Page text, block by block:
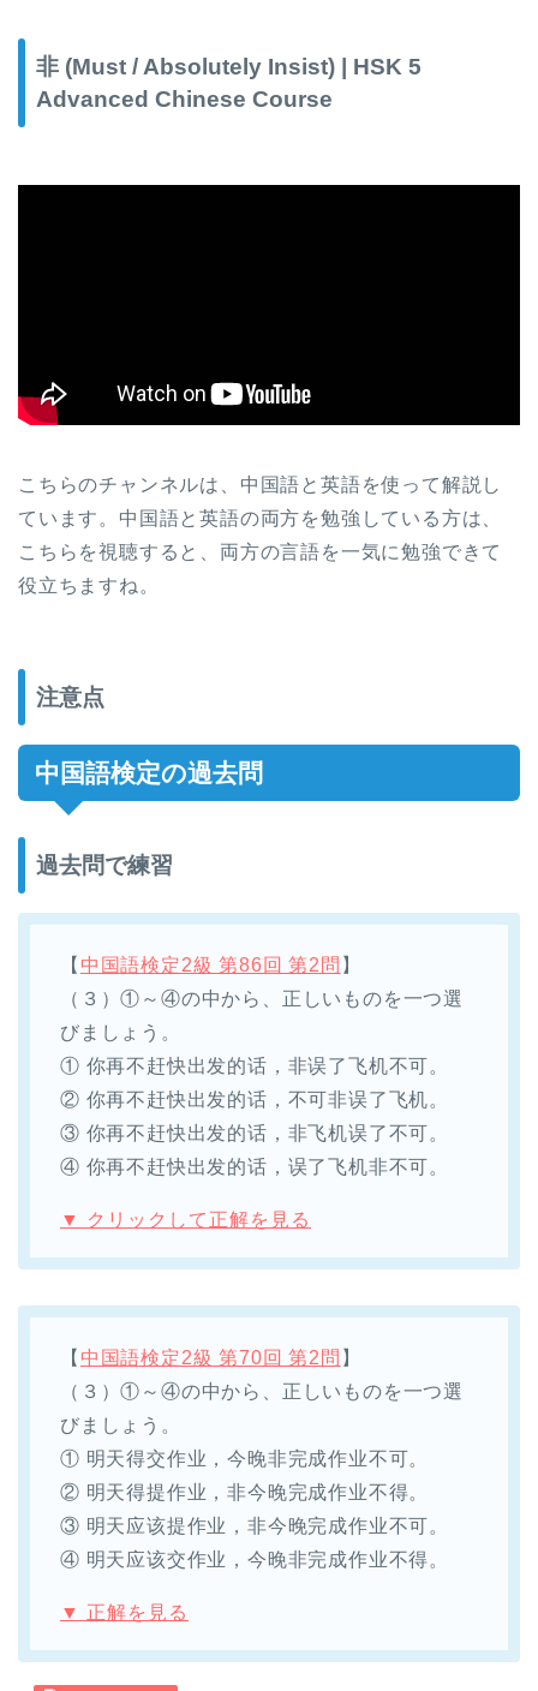
非 (Must / Absolutely Insist) | HSK 5
Advanced Chinese Course
こちらのチャンネルは、中国語と英語を使って解説し
ています。中国語と英語の両方を勉強している方は、
こちらを視聴すると、両方の言語を一気に勉強できて
役立ちますね。
注意点
中国語検定の過去問
過去問で練習
【 中国語検定2級 第86回 第2問 】
（３）①～④の中から、正しいものを一つ選
びましょう。
① 你再不赶快出发的话，非误了飞机不可。
② 你再不赶快出发的话，不可非误了飞机。
③ 你再不赶快出发的话，非飞机误了不可。
④ 你再不赶快出发的话，误了飞机非不可。
▼ クリックして正解を見る
【 中国語検定2級 第70回 第2問 】
（３）①～④の中から、正しいものを一つ選
びましょう。
① 明天得交作业，今晚非完成作业不可。
② 明天得提作业，非今晚完成作业不得。
③ 明天应该提作业，非今晚完成作业不可。
④ 明天应该交作业，今晚非完成作业不得。
▼ 正解を見る